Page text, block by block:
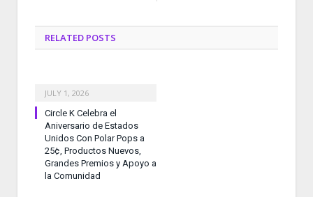
RELATED POSTS
JULY 1, 2026
Circle K Celebra el
Aniversario de Estados
Unidos Con Polar Pops a
25¢, Productos Nuevos,
Grandes Premios y Apoyo a
la Comunidad